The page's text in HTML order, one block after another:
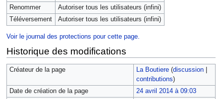
Renommer
Autoriser tous les utilisateurs (infini)
Téléversement
Autoriser tous les utilisateurs (infini)
Voir le journal des protections pour cette page.
Historique des modifications
Créateur de la page La Boutiere (discussion|
contributions)
Date de création de la page
24 avril 2014 à 09:03